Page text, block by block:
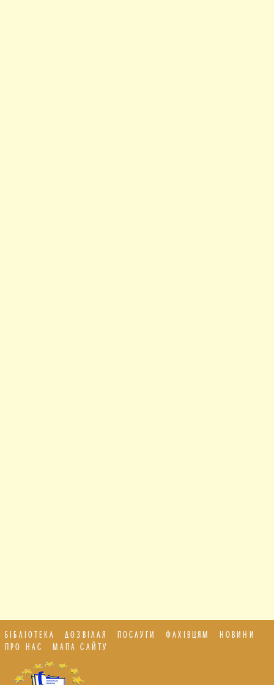
БІБЛІОТЕКА ДОЗВІЛЛЯ ПОСЛУГИ ФАХІВЦЯМ
НОВИНИ
ПРО НАС
МАПА САЙТУ